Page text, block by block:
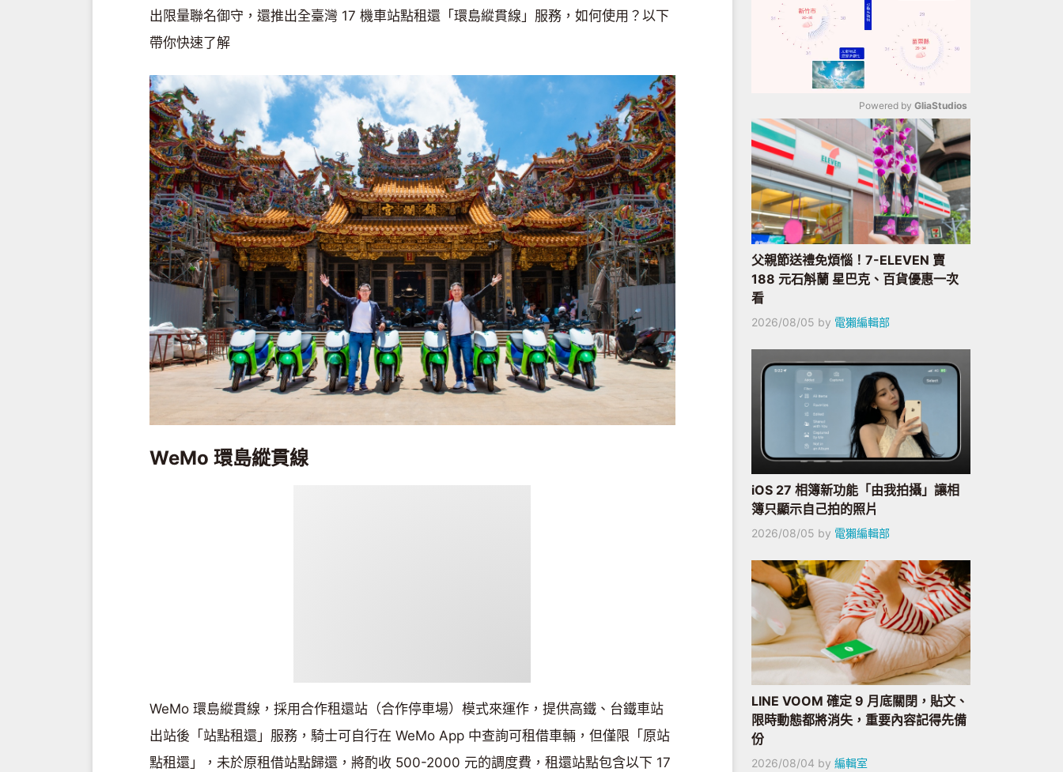
出限量聯名御守，還推出全臺灣 17 機車站點租還「環島縱貫線」服務，如何使用？以下
帶你快速了解
WeMo 環島縱貫線
WeMo 環島縱貫線，採用合作租還站（合作停車場）模式來運作，提供高鐵、台鐵車站
出站後「站點租還」服務，騎士可自行在 WeMo App 中查詢可租借車輛，但僅限「原站
點租還」，未於原租借站點歸還，將酌收 500-2000 元的調度費，租還站點包含以下 17
Mute
Powered by GliaStudios
父親節送禮免煩惱！7-ELEVEN 賣
188 元石斛蘭 星巴克、百貨優惠一次
看
2026/08/05 by 電獺編輯部
iOS 27 相簿新功能「由我拍攝」讓相
簿只顯示自己拍的照片
2026/08/05 by 電獺編輯部
LINE VOOM 確定 9 月底關閉，貼文、
限時動態都將消失，重要內容記得先備
份
2026/08/04 by 編輯室